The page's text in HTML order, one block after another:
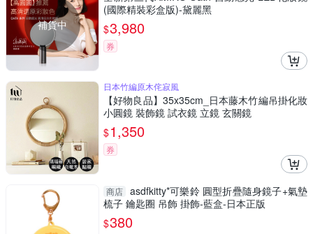
補貨中
(國際精裝彩盒版)-黛麗黑
$3,980
券
日本竹編原木侘寂風
【好物良品】35x35cm_日本藤木竹編吊掛化妝
小圓鏡 裝飾鏡 試衣鏡 立鏡 玄關鏡
$1,350
券
商店 asdfkitty*可樂鈴 圓型折疊隨身鏡子+氣墊
梳子 鑰匙圈 吊飾 掛飾-藍盒-日本正版
$380